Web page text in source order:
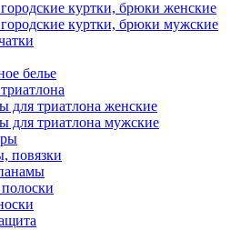
куртки, брюки женские
куртки, брюки мужские
белье
для триатлона женские
для триатлона мужские
повязки